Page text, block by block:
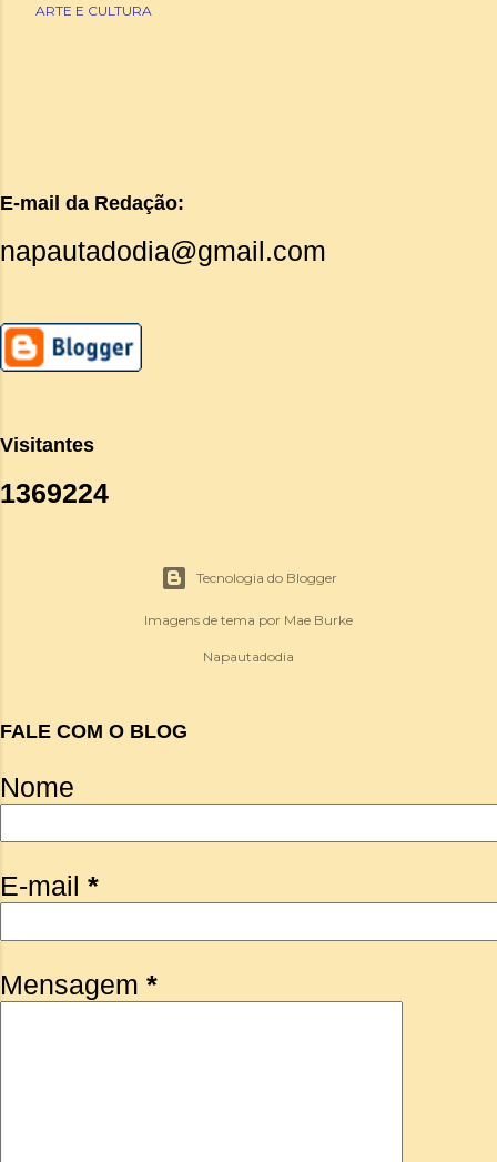
ARTE E CULTURA
E-mail da Redação:
napautadodia@gmail.com
Visitantes
1369224
Tecnologia do Blogger
Imagens de tema por Mae Burke
Napautadodia
FALE COM O BLOG
Nome
E-mail *
Mensagem *